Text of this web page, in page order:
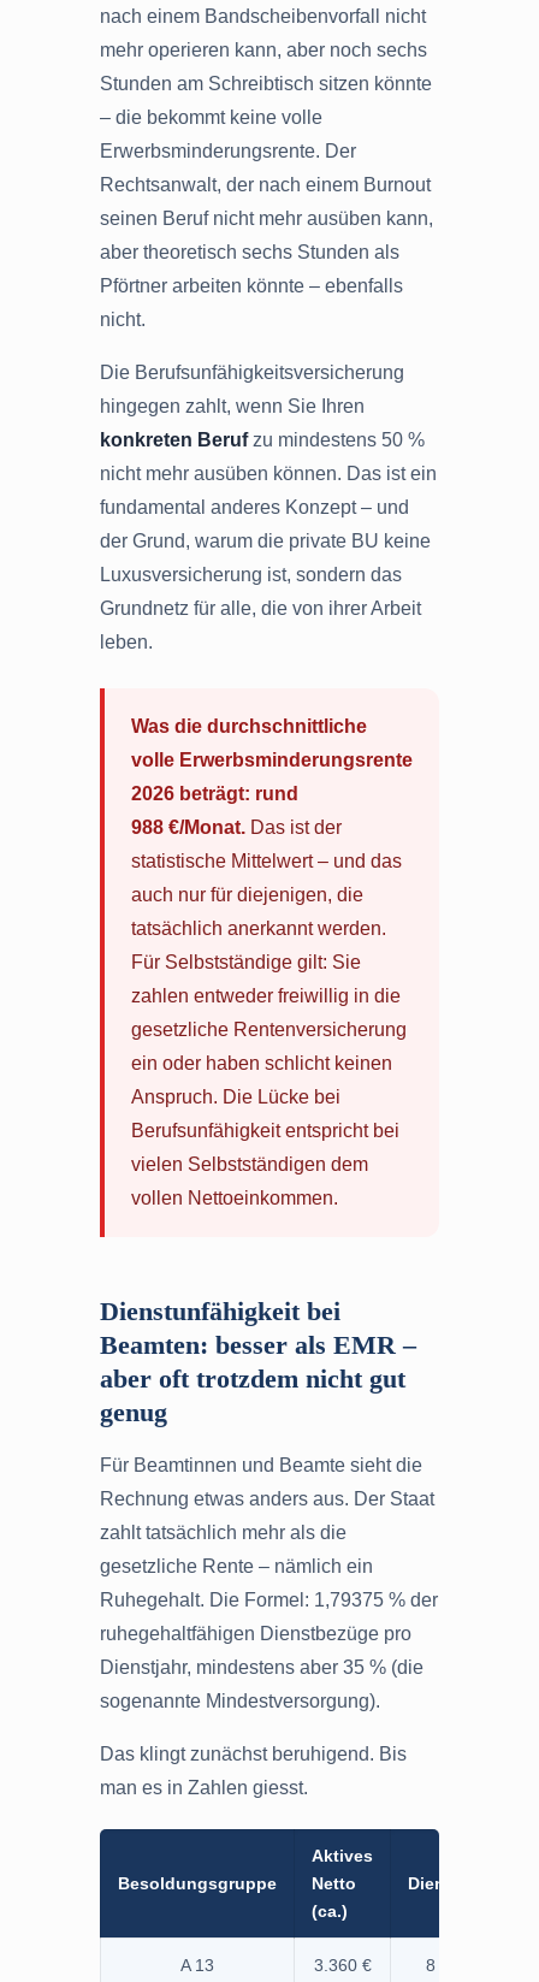
nach einem Bandscheibenvorfall nicht
mehr operieren kann, aber noch sechs
Stunden am Schreibtisch sitzen könnte
– die bekommt keine volle
Erwerbsminderungsrente. Der
Rechtsanwalt, der nach einem Burnout
seinen Beruf nicht mehr ausüben kann,
aber theoretisch sechs Stunden als
Pförtner arbeiten könnte – ebenfalls
nicht.
Die Berufsunfähigkeitsversicherung
hingegen zahlt, wenn Sie Ihren
konkreten Berufzu mindestens 50 %
nicht mehr ausüben können. Das ist ein
fundamental anderes Konzept – und
der Grund, warum die private BU keine
Luxusversicherung ist, sondern das
Grundnetz für alle, die von ihrer Arbeit
leben.
Was die durchschnittliche
volle Erwerbsminderungsrente
2026 beträgt: rund
988 €/Monat. Das ist der
statistische Mittelwert – und das
auch nur für diejenigen, die
tatsächlich anerkannt werden.
Für Selbstständige gilt: Sie
zahlen entweder freiwillig in die
gesetzliche Rentenversicherung
ein oder haben schlicht keinen
Anspruch. Die Lücke bei
Berufsunfähigkeit entspricht bei
vielen Selbstständigen dem
vollen Nettoeinkommen.
Dienstunfähigkeit bei
Beamten: besser als EMR –
aber oft trotzdem nicht gut
genug
Für Beamtinnen und Beamte sieht die
Rechnung etwas anders aus. Der Staat
zahlt tatsächlich mehr als die
gesetzliche Rente – nämlich ein
Ruhegehalt. Die Formel: 1,79375 % der
ruhegehaltfähigen Dienstbezüge pro
Dienstjahr, mindestens aber 35 % (die
sogenannte Mindestversorgung).
Das klingt zunächst beruhigend. Bis
man es in Zahlen giesst.
Besoldungsgruppe
Aktives
Netto
(ca.)
Dienstjahre
A 13 3.360 € 8 Jahre